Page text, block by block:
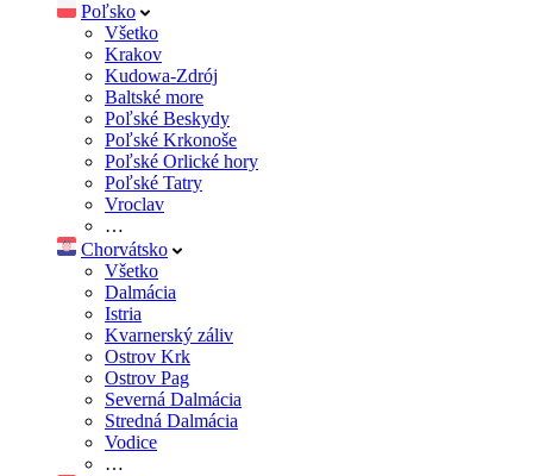
Poľsko
Všetko
Krakov
Kudowa-Zdrój
Baltské more
Poľské Beskydy
Poľské Krkonoše
Poľské Orlické hory
Poľské Tatry
Vroclav
…
Chorvátsko
Všetko
Dalmácia
Istria
Kvarnerský záliv
Ostrov Krk
Ostrov Pag
Severná Dalmácia
Stredná Dalmácia
Vodice
…